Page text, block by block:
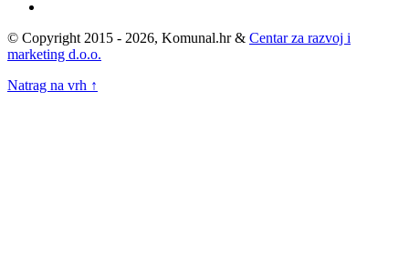
© Copyright 2015 - 2026, Komunal.hr & Centar za razvoj i
marketing d.o.o.
Natrag na vrh ↑